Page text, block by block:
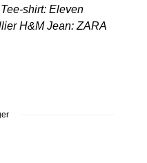
Tee-shirt: Eleven
H&MJean: ZARA